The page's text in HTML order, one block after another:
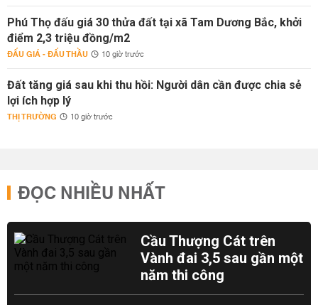
Phú Thọ đấu giá 30 thửa đất tại xã Tam Dương Bắc, khởi
điểm 2,3 triệu đồng/m2
ĐẤU GIÁ - ĐẤU THẦU 10 giờ trước
Đất tăng giá sau khi thu hồi: Người dân cần được chia sẻ
lợi ích hợp lý
THỊ TRƯỜNG 10 giờ trước
ĐỌC NHIỀU NHẤT
Cầu Thượng Cát trên
Vành đai 3,5 sau gần một
năm thi công